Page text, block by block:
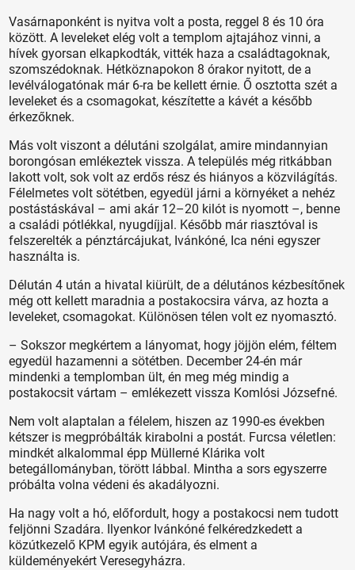
Vasárnaponként is nyitva volt a posta, reggel 8 és 10 óra
között. A leveleket elég volt a templom ajtajához vinni, a
hívek gyorsan elkapkodták, vitték haza a családtagoknak,
szomszédoknak. Hétköznapokon 8 órakor nyitott, de a
levélválogatónak már 6-ra be kellett érnie. Ő osztotta szét a
leveleket és a csomagokat, készítette a kávét a később
érkezőknek.
Más volt viszont a délutáni szolgálat, amire mindannyian
borongósan emlékeztek vissza. A település még ritkábban
lakott volt, sok volt az erdős rész és hiányos a közvilágítás.
Félelmetes volt sötétben, egyedül járni a környéket a nehéz
postástáskával – ami akár 12–20 kilót is nyomott –, benne
a családi pótlékkal, nyugdíjjal. Később már riasztóval is
felszerelték a pénztárcájukat, Ivánkóné, Ica néni egyszer
használta is.
Délután 4 után a hivatal kiürült, de a délutános kézbesítőnek
még ott kellett maradnia a postakocsira várva, az hozta a
leveleket, csomagokat. Különösen télen volt ez nyomasztó.
– Sokszor megkértem a lányomat, hogy jöjjön elém, féltem
egyedül hazamenni a sötétben. December 24-én már
mindenki a templomban ült, én meg még mindig a
postakocsit vártam – emlékezett vissza Komlósi Józsefné.
Nem volt alaptalan a félelem, hiszen az 1990-es években
kétszer is megpróbálták kirabolni a postát. Furcsa véletlen:
mindkét alkalommal épp Müllerné Klárika volt
betegállományban, törött lábbal. Mintha a sors egyszerre
próbálta volna védeni és akadályozni.
Ha nagy volt a hó, előfordult, hogy a postakocsi nem tudott
feljönni Szadára. Ilyenkor Ivánkóné felkéredzkedett a
közútkezelő KPM egyik autójára, és elment a
küldeményekért Veresegyházra.